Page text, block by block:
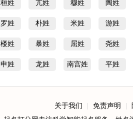
桓姓 亢姓 穆姓 陶姓
罗姓 朴姓 米姓 游姓
楼姓 暴姓 屈姓 尧姓
申姓 龙姓 南宫姓 平姓
关于我们 免责声明